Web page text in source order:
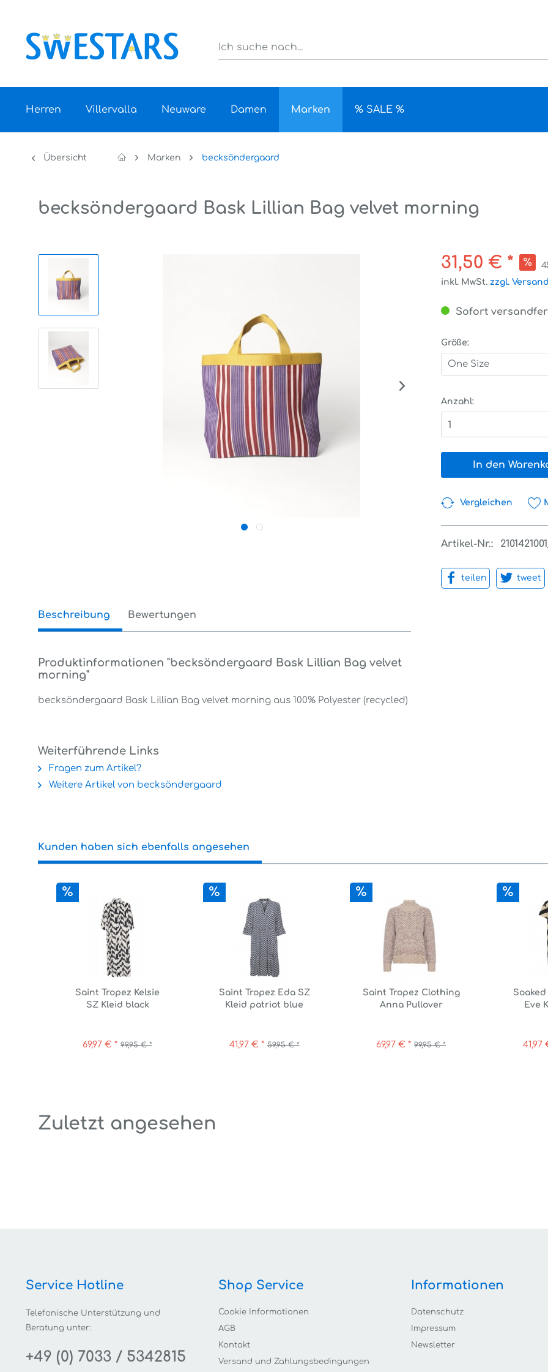
Herren Villervalla Neuware Damen Marken % SALE %
Übersicht Marken becksöndergaard
becksöndergaard Bask Lillian Bag velvet morning
31,50 € *
inkl. MwSt. zzgl.
Sofort
Größe:
One Size
Anzahl:
1
In den
Vergleichen
Artikel-Nr.:
teilen tweet
Beschreibung Bewertungen
Produktinformationen "becksöndergaard Bask Lillian Bag velvet
morning"
becksöndergaard Bask Lillian Bag velvet morning aus 100% Polyester (recycled)
Weiterführende Links
Fragen zum Artikel?
Weitere Artikel von becksöndergaard
Kunden haben sich ebenfalls angesehen
Saint Tropez Kelsie
SZ Kleid black
69,97 € * 99,95 € *
Saint Tropez Eda SZ
Kleid patriot blue
41,97 € * 59,95 € *
Saint Tropez Clothing
Anna Pullover
69,97 € * 99,95 € *
Eve
41,97
Zuletzt angesehen
Service Hotline
Telefonische Unterstützung und
Beratung unter:
+49 (0) 7033 / 5342815
Shop Service
Cookie Informationen
AGB
Kontakt
Versand und Zahlungsbedingungen
Informationen
Datenschutz
Impressum
Newsletter